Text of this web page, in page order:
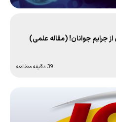
جرایم جوانان! (مقاله علمی)
39 دقیقه مطالعه